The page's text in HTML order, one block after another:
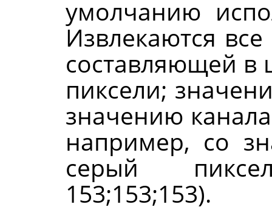
умолчанию
Извлекаются
составляющей в
пиксели;
значению
например, со
серый
153;153;153).